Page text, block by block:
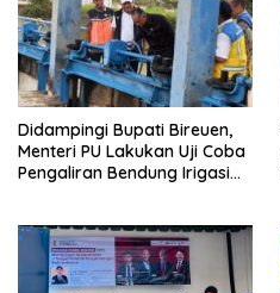
Didampingi Bupati Bireuen,
Menteri PU Lakukan Uji Coba
Pengaliran Bendung Irigasi